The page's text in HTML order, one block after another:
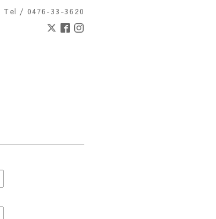
Tel / 0476-33-3620